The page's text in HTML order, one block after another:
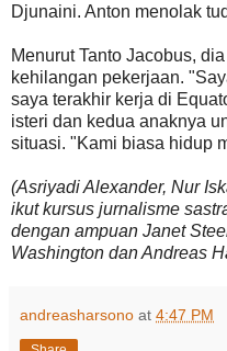
Djunaini. Anton menolak
Menurut Tanto Jacobus,
kehilangan pekerjaan.
saya terakhir kerja di
isteri dan kedua anaknya
situasi. "Kami biasa hidup
(Asriyadi Alexander, Nur
ikut kursus jurnalisme
dengan ampuan Janet
Washington dan Andreas
andreasharsono at 4:47 PM